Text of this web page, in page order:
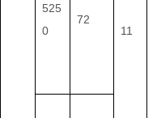
11
525
0
72